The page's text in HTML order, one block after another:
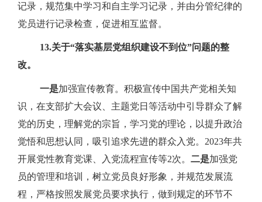
记录，规范集中学习和自主学习记录，并由分管纪律的
党员进行记录检查，促进相互监督。
13.关于“落实基层党组织建设不到位”问题的整
改。
一是加强宣传教育。积极宣传中国共产党相关知
识，在支部扩大会议、主题党日等活动中引导群众了解
党的历史，理解党的宗旨，学习党的理论，以提升政治
觉悟和思想认同，吸引追求先进的群众入党。 2023年共
开展党性教育党课、入党流程宣传等2次。 二是加强党
员的管理和培训，树立党员良好形象，并规范发展流
程，严格按照发展党员要求执行，做到规定的环节不